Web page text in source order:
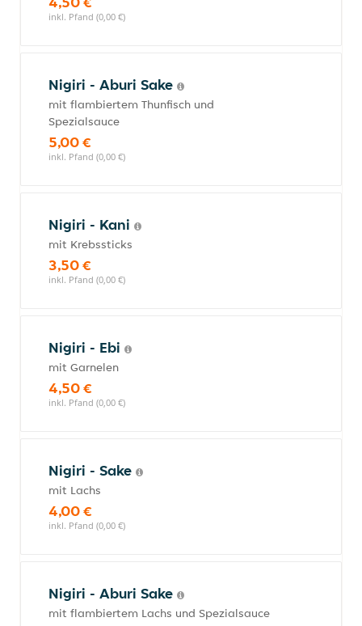
inkl. Pfand (0,00 €)
Nigiri - Aburi Sake
mit flambiertem Thunfisch und
Spezialsauce
5,00 €
inkl. Pfand (0,00 €)
Nigiri - Kani
mit Krebssticks
3,50 €
inkl. Pfand (0,00 €)
Nigiri - Ebi
mit Garnelen
4,50 €
inkl. Pfand (0,00 €)
Nigiri - Sake
mit Lachs
4,00 €
inkl. Pfand (0,00 €)
Nigiri - Aburi Sake
mit flambiertem Lachs und Spezialsauce